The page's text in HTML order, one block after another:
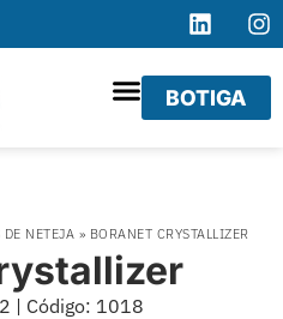
BOTIGA
DE NETEJA » BORANET CRYSTALLIZER
| Código: 1018